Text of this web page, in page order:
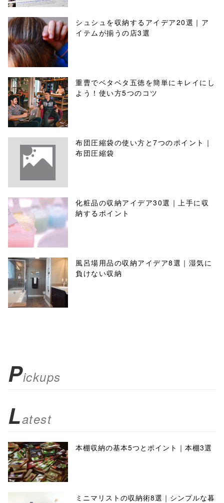
シュシュを収納するアイデア20選｜ア
イテムが揃うの店3選
重曹でベタベタ五徳を簡単にキレイにし
よう！使い方5つのコツ
布団圧縮袋の使い方と7つのポイント｜
布団圧縮袋
化粧品の収納アイデア30選｜上手に収
納するポイント
風呂場用品の収納アイデア8選｜湿気に
負けない収納
Pickups
Latest
本棚収納の基本5つとポイント｜本棚3選
ミニマリストの収納術8選｜シンプルな暮